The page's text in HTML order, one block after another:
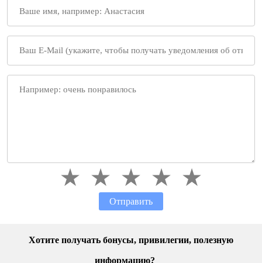
Отправить
Хотите получать бонусы, привилегии, полезную
информацию?